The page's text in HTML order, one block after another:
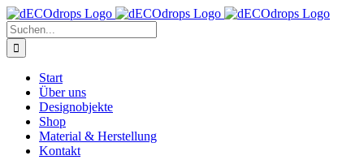
Zum
Inhalt
springen
Suche
nach:
Start
Über uns
Designobjekte
Shop
Material & Herstellung
Kontakt